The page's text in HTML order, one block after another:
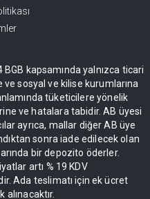
kapsamında yalnızca ticari
sosyal ve kilise kurumlarına
tüketicilere yönelik
ve hatalara tabidir. AB üyesi
ayrıca, mallar diğer AB üye
sonra iade edilecek olan
bir depozito öderler.
artı % 19 KDV
Ada teslimatı için ek ücret